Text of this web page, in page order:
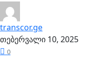
transcor.ge
თებერვალი 10, 2025
0